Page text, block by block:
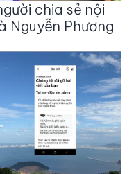
chia sẻ nội
Nguyễn Phương